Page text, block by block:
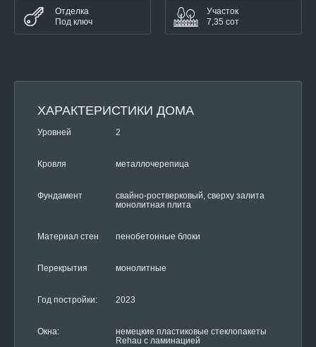
Отделка
Под ключ
Участок
7,35 сот
ХАРАКТЕРИСТИКИ ДОМА
Уровней 2
Кровля металлочерепица
Фундамент
свайно-ростверковый, сверху залита
монолитная плита
Материал стен пенобетонные блоки
Перекрытия монолитные
Год постройки: 2023
Окна:
немецкие пластиковые стеклопакеты
Rehau с ламинацией